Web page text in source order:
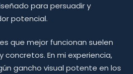
para persuadir y
potencial.
que mejor funcionan suelen
En mi experiencia,
gancho visual potente en los